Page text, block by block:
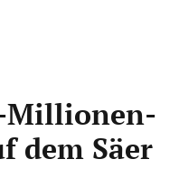
Millionen-
dem Säer